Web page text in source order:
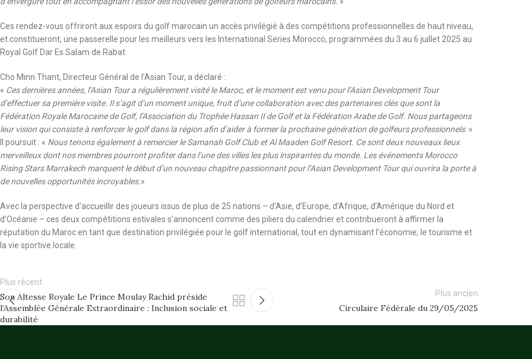
Ces rendez-vous offriront aux espoirs du golf marocain un accès privilégié à des compétitions professionnelles de haut niveau,
et constitueront, une passerelle pour les meilleurs vers les International Series Morocco, programmées du 3 au 6 juillet 2025 au
Royal Golf Dar Es Salam de Rabat.
Cho Minn Thant, Directeur Général de l’Asian Tour, a déclaré :
« Ces dernières années, l’Asian Tour a régulièrement visité le Maroc, et le moment est venu pour l’Asian Development Tour
d’effectuer sa première visite. Il s’agit d’un moment unique, fruit d’une collaboration avec des partenaires clés que sont la
Fédération Royale Marocaine de Golf, l’Association du Trophée Hassan II de Golf et la Fédération Arabe de Golf. Nous partageons
leur vision qui consiste à renforcer le golf dans la région afin d’aider à former la prochaine génération de golfeurs professionnels. »
Il poursuit : « Nous tenons également à remercier le Samanah Golf Club et Al Maaden Golf Resort. Ce sont deux nouveaux lieux
merveilleux dont nos membres pourront profiter dans l’une des villes les plus inspirantes du monde. Les événements Morocco
Rising Stars Marrakech marquent le début d’un nouveau chapitre passionnant pour l’Asian Development Tour qui ouvrira la porte à
de nouvelles opportunités incroyables.»
Avec la perspective d’accueillir des joueurs issus de plus de 25 nations – d’Asie, d’Europe, d’Afrique, d’Amérique du Nord et
d’Océanie – ces deux compétitions estivales s’annoncent comme des piliers du calendrier et contribueront à affirmer la
réputation du Maroc en tant que destination privilégiée pour le golf international, tout en dynamisant l’économie, le tourisme et
la vie sportive locale.
Plus récent
Son Altesse Royale Le Prince Moulay Rachid préside
l’Assemblée Générale Extraordinaire : Inclusion sociale et
durabilité
Plus ancien
Circulaire Fédérale du 29/05/2025